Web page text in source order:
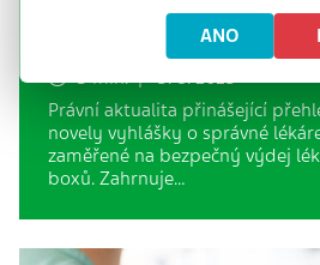
Jasná pravidla pro
léčivých přípravků
3 min. | 3. 8. 2025
Právní aktualita přinášející
novely vyhlášky o správné
zaměřené na bezpečný výdej
boxů. Zahrnuje…
ANO